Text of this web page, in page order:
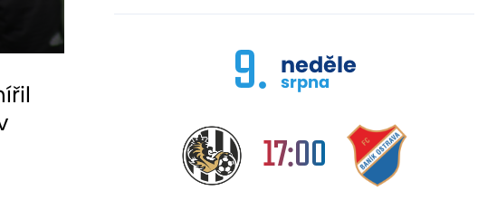
9. neděle
srpna
17:00